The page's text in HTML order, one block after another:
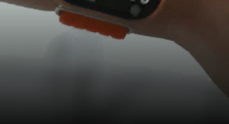
Športi z žogo
Ostanite v igri.
Ne izpustite
priložnosti.